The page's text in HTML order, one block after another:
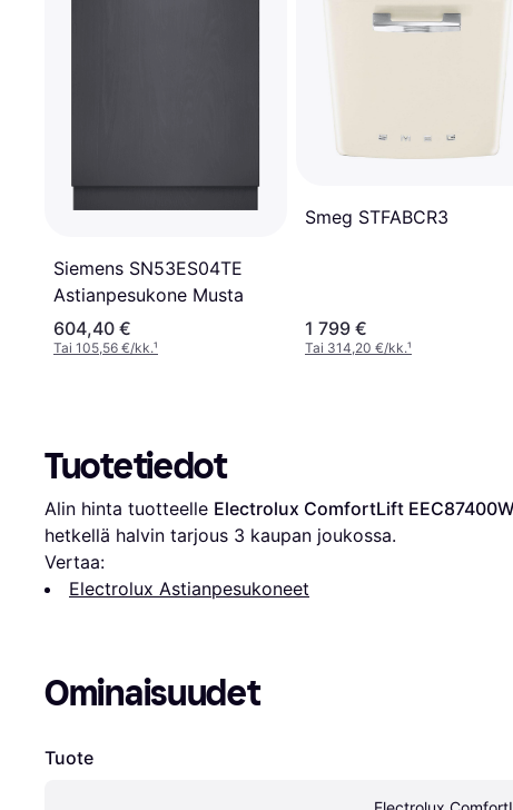
Siemens SN53ES04TE
Astianpesukone Musta
604,40 €
Tai 105,56 €/kk.¹
Smeg STFABCR3
1 799 €
Tai 314,20 €/kk.¹
Tuotetiedot
Alin hinta tuotteelle Electrolux ComfortLift
hetkellä halvin tarjous 3 kaupan joukossa.
Vertaa:
Electrolux Astianpesukoneet
Ominaisuudet
Tuote